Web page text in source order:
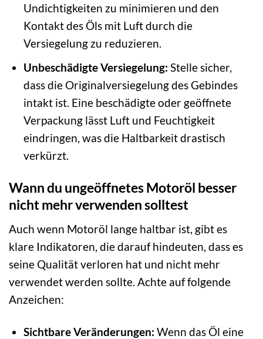
Undichtigkeiten zu minimieren und den
Kontakt des Öls mit Luft durch die
Versiegelung zu reduzieren.
Unbeschädigte Versiegelung: Stelle sicher,
dass die Originalversiegelung des Gebindes
intakt ist. Eine beschädigte oder geöffnete
Verpackung lässt Luft und Feuchtigkeit
eindringen, was die Haltbarkeit drastisch
verkürzt.
Wann du ungeöffnetes Motoröl besser
nicht mehr verwenden solltest
Auch wenn Motoröl lange haltbar ist, gibt es
klare Indikatoren, die darauf hindeuten, dass es
seine Qualität verloren hat und nicht mehr
verwendet werden sollte. Achte auf folgende
Anzeichen:
Sichtbare Veränderungen: Wenn das Öl eine